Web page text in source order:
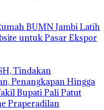
BUMN Jambi Latih
untuk Pasar Ekspor
Tindakan
Penangkapan Hingga
Bupati Pali Patut
Praperadilan